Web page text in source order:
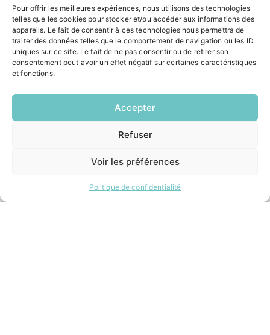
Pour offrir les meilleures expériences, nous utilisons des technologies
telles que les cookies pour stocker et/ou accéder aux informations des
appareils. Le fait de consentir à ces technologies nous permettra de
traiter des données telles que le comportement de navigation ou les ID
uniques sur ce site. Le fait de ne pas consentir ou de retirer son
consentement peut avoir un effet négatif sur certaines caractéristiques
et fonctions.
Accepter
Refuser
Voir les préférences
Politique de confidentialité
Pôle santé
Le Saucatais
Formalités administratives
Restauration scolaire
Demander un composteur
Politique de confidentialité